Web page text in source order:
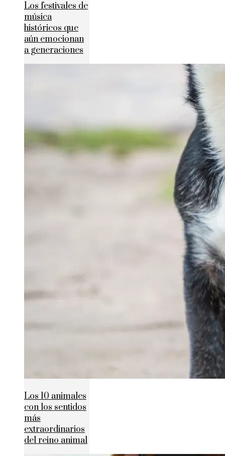
Los festivales de
música
históricos que
aún emocionan
a generaciones
Los 10 animales
con los sentidos
más
extraordinarios
del reino animal